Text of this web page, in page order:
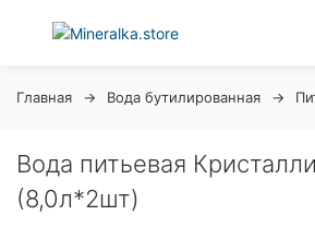
Главная Вода бутилированная
Вода питьевая
(8,0л*2шт)